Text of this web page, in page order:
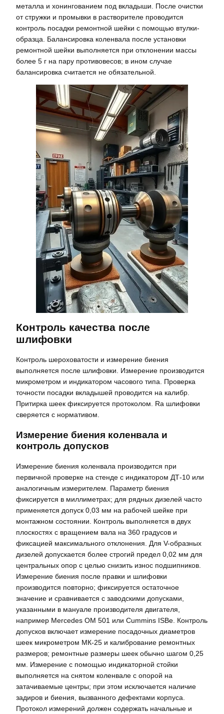
металла и хонингованием под вкладыши. После очистки
от стружки и промывки в растворителе проводится
контроль посадки ремонтной шейки с помощью втулки-
образца. Балансировка коленвала после установки
ремонтной шейки выполняется при отклонении массы
более 5 г на пару противовесов; в ином случае
балансировка считается не обязательной.
Контроль качества после
шлифовки
Контроль шероховатости и измерение биения
выполняется после шлифовки. Измерение производится
микрометром и индикатором часового типа. Проверка
точности посадки вкладышей проводится на калибр.
Притирка шеек фиксируется протоколом. Ra шлифовки
сверяется с нормативом.
Измерение биения коленвала и
контроль допусков
Измерение биения коленвала производится при
первичной проверке на стенде с индикатором ДТ-10 или
аналогичным измерителем. Параметр биения
фиксируется в миллиметрах; для рядных дизелей часто
применяется допуск 0,03 мм на рабочей шейке при
монтажном состоянии. Контроль выполняется в двух
плоскостях с вращением вала на 360 градусов и
фиксацией максимального отклонения. Для V-образных
дизелей допускается более строгий предел 0,02 мм для
центральных опор с целью снизить износ подшипников.
Измерение биения после правки и шлифовки
производится повторно; фиксируется остаточное
значение и сравнивается с заводскими допусками,
указанными в мануале производителя двигателя,
например Mercedes OM 501 или Cummins ISBe. Контроль
допусков включает измерение посадочных диаметров
шеек микрометром МК-25 и калибрование ремонтных
размеров; ремонтные размеры шеек обычно шагом 0,25
мм. Измерение с помощью индикаторной стойки
выполняется на снятом коленвале с опорой на
затачиваемые центры; при этом исключается наличие
задиров и биения, вызванного дефектами корпуса.
Протокол измерений должен содержать начальные и